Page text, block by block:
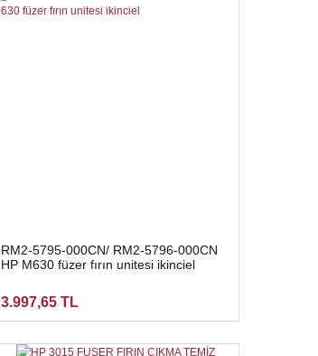
RM2-5795-000CN/ RM2-5796-000CN
HP M630 füzer fırın unitesi ikinciel
3.997,65 TL